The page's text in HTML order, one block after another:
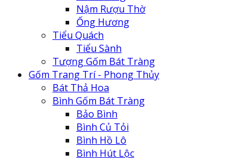
Nậm Rượu Thờ
Ống Hương
Tiểu Quách
Tiểu Sành
Tượng Gốm Bát Tràng
Gốm Trang Trí - Phong Thủy
Bát Thả Hoa
Bình Gốm Bát Tràng
Bảo Bình
Bình Củ Tỏi
Bình Hồ Lô
Bình Hút Lộc